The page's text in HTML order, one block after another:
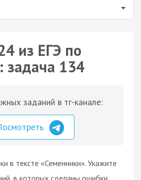
из ЕГЭ по
задача 134
заданий в тг-канале:
в тексте «Семенники». Укажите
в которых сделаны ошибки,